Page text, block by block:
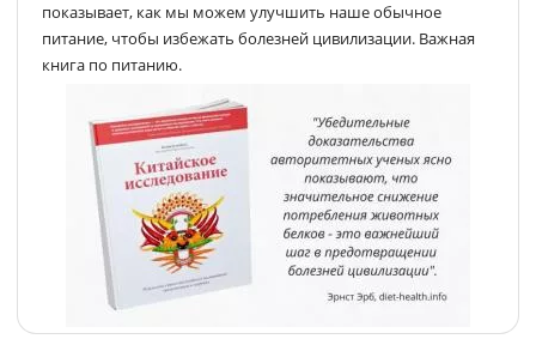
показывает, как мы можем улучшить наше обычное
питание, чтобы избежать болезней цивилизации. Важная
книга по питанию.